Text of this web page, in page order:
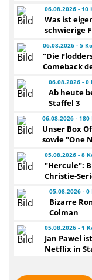
06.08.2026 -
Was ist
schwierige
06.08.2026 - 5
"Die
Comeback
06.08.2026 -
Ab heute
Staffel 3
06.08.2026 -
Unser Box
sowie "One
05.08.2026 - 8
"Hercule":
Christie-
05.08.2026 -
Bizarre
Colman
05.08.2026 - 1
Jan Pawel
Netflix in